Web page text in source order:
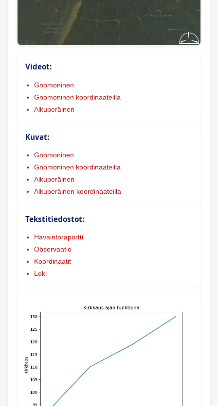
Videot:
Gnomoninen
Gnomoninen koordinaateilla
Alkuperäinen
Kuvat:
Gnomoninen
Gnomoninen koordinaateilla
Alkuperäinen
Alkuperäinen koordinaateilla
Tekstitiedostot:
Havaintoraportti
Observaatio
Koordinaatit
Loki